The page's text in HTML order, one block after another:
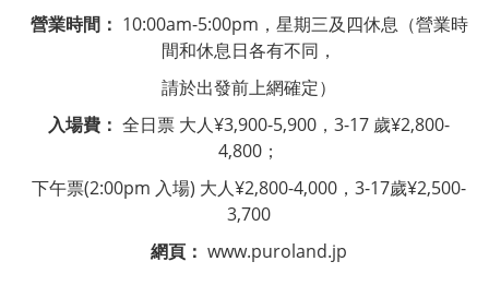
營業時間： 10:00am-5:00pm ，星期三及四休息（營業時
間和休息日各有不同，
請於出發前上網確定）
入場費： 全日票 大人¥3,900-5,900 ， 3-17 歲¥2,800-
4,800 ；
下午票(2:00pm 入場) 大人¥2,800-4,000 ， 3-17歲¥2,500-
3,700
網頁： www.puroland.jp